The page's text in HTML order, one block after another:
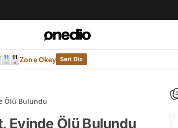
Zone Okey Seri Diz
Ölü Bulundu
Evinde Ölü Bulundu